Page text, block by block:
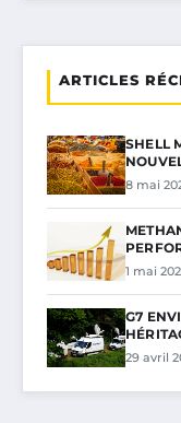
ARTICLES
SHELL
8 mai
1 mai
G7
29 avril